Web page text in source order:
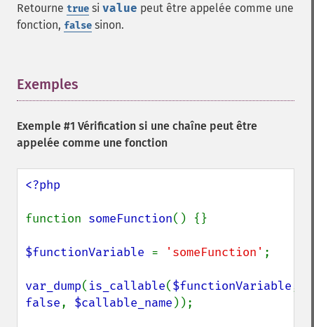
Retourne true si value peut être appelée comme une
fonction, false sinon.
Exemples
Exemple #1 Vérification si une chaîne peut être
appelée comme une fonction
<?php
function someFunction() {}
$functionVariable = 'someFunction' ;
var_dump( is_callable($functionVariable
false, $callable_name ));